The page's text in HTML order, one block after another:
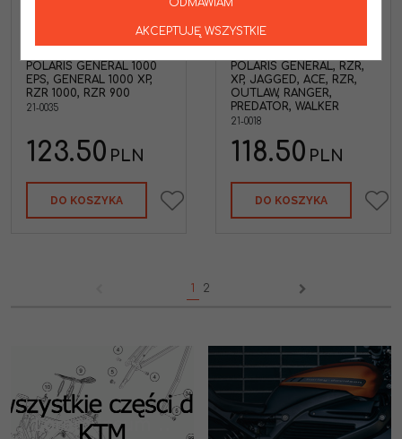
NAPRAWCZY MOCOWANIA
POLARIS GENERAL 1000
EPS, GENERAL 1000 XP,
RZR 1000, RZR 900
21-0035
123.50 PLN
DO KOSZYKA
NAPRAWCZY MOCOWANIA
POLARIS GENERAL, RZR,
XP, JAGGED, ACE, RZR,
OUTLAW, RANGER,
PREDATOR, WALKER
21-0018
118.50 PLN
DO KOSZYKA
1 2
ODMAWIAM
AKCEPTUJĘ WSZYSTKIE